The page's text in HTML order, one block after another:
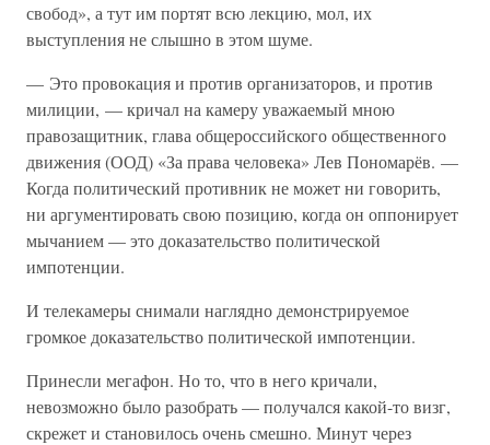
свобод», а тут им портят всю лекцию, мол, их
выступления не слышно в этом шуме.
— Это провокация и против организаторов, и против
милиции, — кричал на камеру уважаемый мною
правозащитник, глава общероссийского общественного
движения (ООД) «За права человека» Лев Пономарёв. —
Когда политический противник не может ни говорить,
ни аргументировать свою позицию, когда он оппонирует
мычанием — это доказательство политической
импотенции.
И телекамеры снимали наглядно демонстрируемое
громкое доказательство политической импотенции.
Принесли мегафон. Но то, что в него кричали,
невозможно было разобрать — получался какой-то визг,
скрежет и становилось очень смешно. Минут через